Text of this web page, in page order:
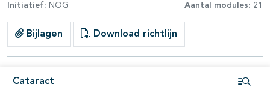
Initiatief: NOG Aantal modules: 21
Bijlagen Download richtlijn
Cataractopen- en dichtklappen